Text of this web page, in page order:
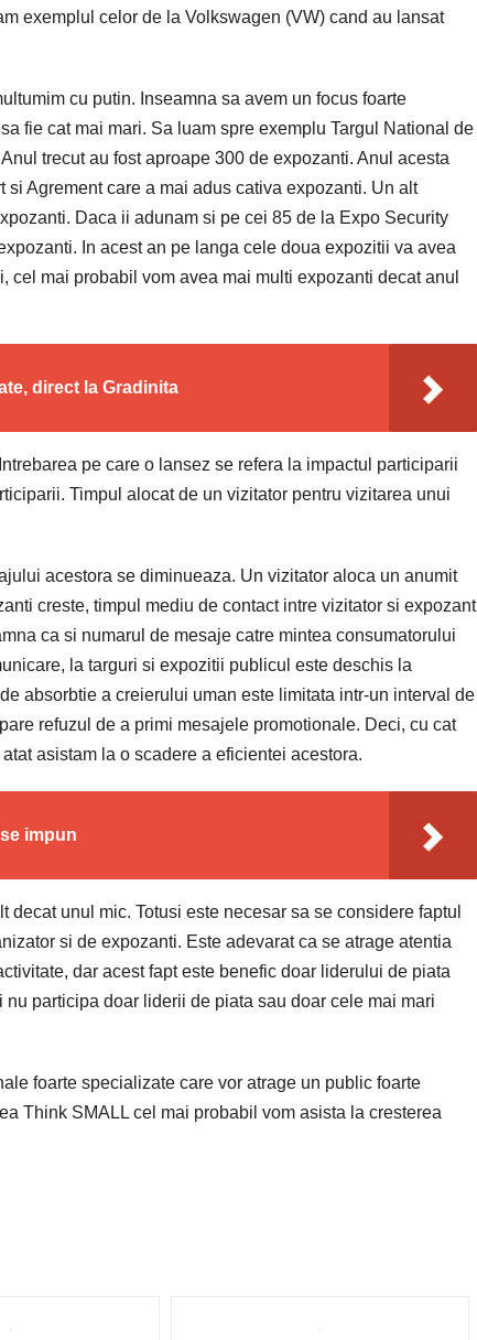
exemplul celor de la Volkswagen (VW) cand au lansat
cu putin. Inseamna sa avem un focus foarte
fie cat mai mari. Sa luam spre exemplu Targul National de
trecut au fost aproape 300 de expozanti. Anul acesta
Agrement care a mai adus cativa expozanti. Un alt
Daca ii adunam si pe cei 85 de la Expo Security
In acest an pe langa cele doua expozitii va avea
mai probabil vom avea mai multi expozanti decat anul
direct la Gradinita
pe care o lansez se refera la impactul participarii
Timpul alocat de un vizitator pentru vizitarea unui
acestora se diminueaza. Un vizitator aloca un anumit
creste, timpul mediu de contact intre vizitator si expozant
ca si numarul de mesaje catre mintea consumatorului
la targuri si expozitii publicul este deschis la
absorbtie a creierului uman este limitata intr-un interval de
refuzul de a primi mesajele promotionale. Deci, cu cat
asistam la o scadere a eficientei acestora.
impun
unul mic. Totusi este necesar sa se considere faptul
si de expozanti. Este adevarat ca se atrage atentia
dar acest fapt este benefic doar liderului de piata
participa doar liderii de piata sau doar cele mai mari
foarte specializate care vor atrage un public foarte
Think SMALL cel mai probabil vom asista la cresterea